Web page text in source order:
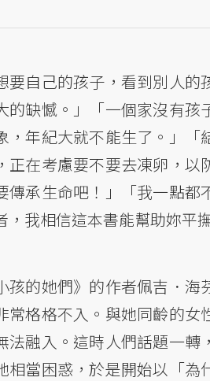
要自己的孩子，看到別人
的缺憾。」「一個家沒有
，年紀大就不能生了。」
正在考慮要不要去凍卵，
傳承生命吧！」「我一點
，我相信這本書能幫助妳平
孩的她們》的作者佩吉．
常格格不入。與她同齡的
法融入。這時人們話題一
相當困惑，於是開始以「為